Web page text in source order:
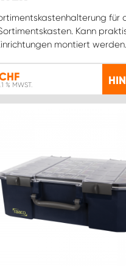
für
Kann
montiert werden.
% MWST.